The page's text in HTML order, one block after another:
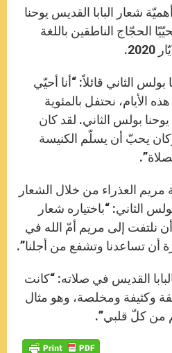
p
g
e
r
o
k
r
شعار البابا القديس يوحنا
الحجّاج الناطقين باللغة
الثاني قائلاً: “أنا أحيّي
الأيام، نحتفل بالمئوية
بولس الثاني. لقد كان
وكان يحبّ أن يسلّم الكنيسة
العذراء من خلال الشعار
الثاني: “باختياره شعار
نلتفت إلى مريم أمّ الله في
أن تساعدنا وتشفع من أجلنا”.
القديس في صلاته: “كانت
وكثيفة ومخلصة، وهو مثال
من كلّ قلبي”.